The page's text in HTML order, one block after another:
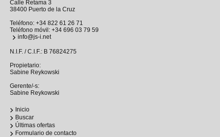
Calle Retama 3
38400 Puerto de la Cruz
Teléfono: +34 822 61 26 71
Teléfono móvil: +34 696 03 79 59
info@js-i.net
N.I.F. / C.I.F.: B 76824275
Propietario:
Sabine Reykowski
Gerente/-s:
Sabine Reykowski
Inicio
Buscar
Últimas ofertas
Formulario de contacto